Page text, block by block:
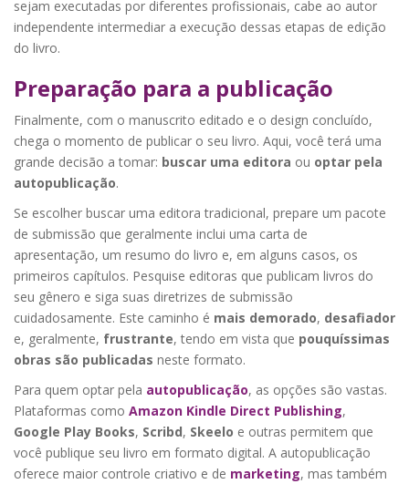
sejam executadas por diferentes profissionais, cabe ao autor
independente intermediar a execução dessas etapas de edição
do livro.
Preparação para a publicação
Finalmente, com o manuscrito editado e o design concluído,
chega o momento de publicar o seu livro. Aqui, você terá uma
grande decisão a tomar: buscar uma editora ou optar pela
autopublicação.
Se escolher buscar uma editora tradicional, prepare um pacote
de submissão que geralmente inclui uma carta de
apresentação, um resumo do livro e, em alguns casos, os
primeiros capítulos. Pesquise editoras que publicam livros do
seu gênero e siga suas diretrizes de submissão
cuidadosamente. Este caminho é mais demorado, desafiador
e, geralmente, frustrante, tendo em vista que pouquíssimas
obras são publicadas neste formato.
Para quem optar pela autopublicação, as opções são vastas.
Plataformas como Amazon Kindle Direct Publishing,
Google Play Books, Scribd, Skeelo e outras permitem que
você publique seu livro em formato digital. A autopublicação
oferece maior controle criativo e de marketing, mas também